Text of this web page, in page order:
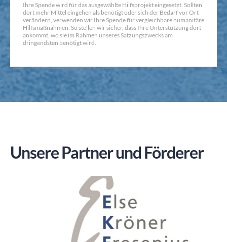
Ihre Spende wird für das ausgewählte Hilfsprojekt eingesetzt. Sollten
dort mehr Mittel eingehen als benötigt oder sich der Bedarf vor Ort
verändern, verwenden wir Ihre Spende für vergleichbare humanitäre
Hilfsmaßnahmen. So stellen wir sicher, dass Ihre Unterstützung dort
ankommt, wo sie im Rahmen unseres Satzungszwecks am
dringendsten benötigt wird.
Unsere Partner und Förderer